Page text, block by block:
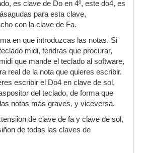
es clave de Do en 4º, este do4, es
para esta clave,
con la clave de Fa.
en que introduzcas las notas. Si
midi, tendras que procurar,
que mande el teclado al software,
real de la nota que quieres escribir.
escribir el Do4 en clave de sol,
del teclado, de forma que
notas más graves, y viceversa.
de clave de fa y clave de sol,
de todas las claves de